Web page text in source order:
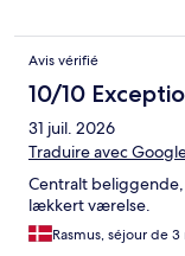
Avis vérifié
10/10
31 juil. 2026
Traduire avec
Centralt
lækkert værelse.
Rasmus, séjour de 3